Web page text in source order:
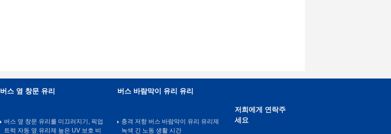
버스 옆 창문 유리
버스 옆 창문 유리를 미끄러지기, 픽업
트럭 자동 옆 유리제 높은 UV 보호 비
버스 바람막이 유리 유리
충격 저항 버스 바람막이 유리 유리제
녹색 긴 노동 생활 시간
저희에게 연락주
세요